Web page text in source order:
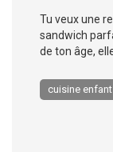
Tu veux une
sandwich
de ton âge,
cuisine enfant